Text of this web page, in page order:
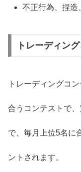
不正行為、捏造
トレーディン
トレーディングコ
合うコンテストで、
で、毎月上位5名に
ントされます。